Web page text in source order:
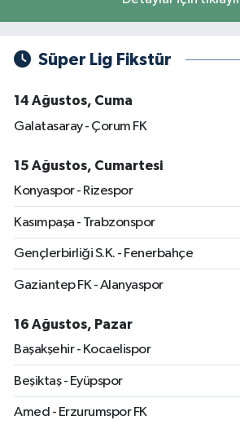
Süper Lig Fikstür
14 Ağustos, Cuma
Galatasaray - Çorum FK
15 Ağustos, Cumartesi
Konyaspor - Rizespor
Kasımpaşa - Trabzonspor
Gençlerbirliği S.K. - Fenerbahçe
Gaziantep FK - Alanyaspor
16 Ağustos, Pazar
Başakşehir - Kocaelispor
Beşiktaş - Eyüpspor
Amed - Erzurumspor FK